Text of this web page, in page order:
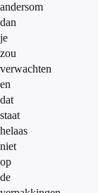
andersom
dan
je
zou
verwachten
en
dat
staat
helaas
niet
op
de